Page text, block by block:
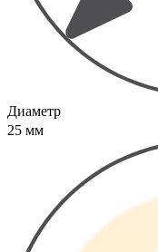
Диаметр
25 мм